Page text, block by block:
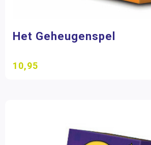
Het Geheugenspel
10,95